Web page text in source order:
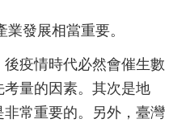
發展相當重要。
疫情時代必然會催生數
量的因素。其次是地
常重要的。另外，臺灣